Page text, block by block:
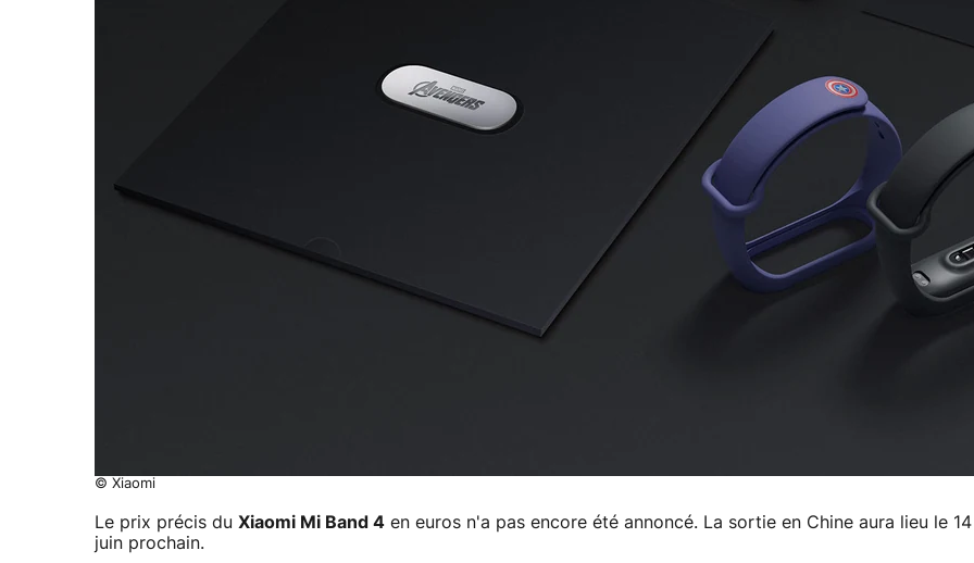
© Xiaomi
Le prix précis du Xiaomi Mi Band 4 en euros n'a pas encore été annoncé. La sortie en Chine aura lieu le 14
juin prochain.